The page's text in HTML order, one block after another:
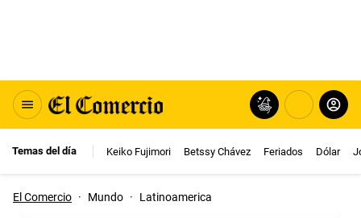
Temas del día Keiko Fujimori Betssy Chávez Feriados Dólar
El Comercio · Mundo · Latinoamerica